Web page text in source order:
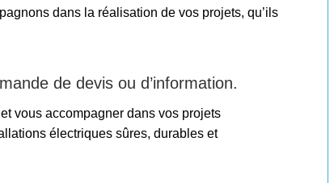
dans la réalisation de vos projets, qu’ils
de devis ou d’information.
vous accompagner dans vos projets
électriques sûres, durables et